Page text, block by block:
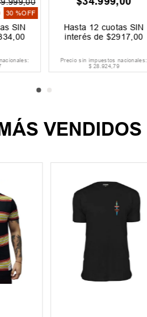
30 %OFF
SIN
00
Hasta 12 cuotas SIN
interés de $2917 00
Precio sin impuestos nacionales:
$ 28.924,79
VENDIDOS